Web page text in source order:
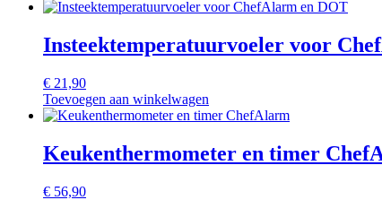
Insteektemperatuurvoeler voor
€ 21,90
Toevoegen aan winkelwagen
Keukenthermometer en timer
€ 56,90